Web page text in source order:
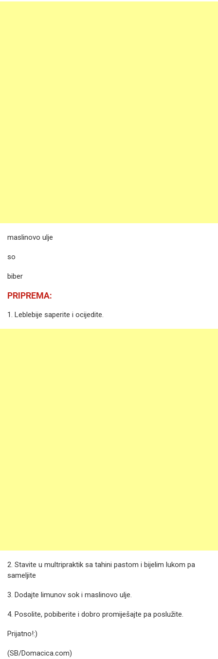
maslinovo ulje
so
biber
PRIPREMA:
1. Leblebije saperite i ocijedite.
2. Stavite u multripraktik sa tahini pastom i bijelim lukom pa
sameljite
3. Dodajte limunov sok i maslinovo ulje.
4. Posolite, pobiberite i dobro promiješajte pa poslužite.
Prijatno!:)
(SB/Domacica.com)